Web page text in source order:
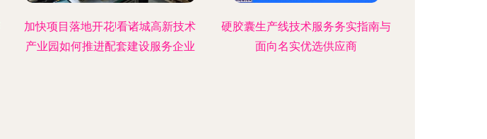
加快项目落地开花!看诸城高新技术
产业园如何推进配套建设服务企业
硬胶囊生产线技术服务务实指南与
面向名实优选供应商